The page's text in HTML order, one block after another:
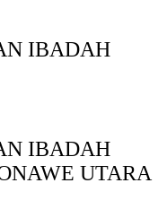
IBADAH
IBADAH
UTARA